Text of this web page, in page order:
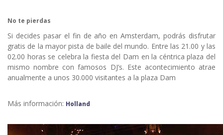
No te pierdas
Si decides pasar el fin de año en Amsterdam, podrás disfrutar
gratis de la mayor pista de baile del mundo. Entre las 21.00 y las
02.00 horas se celebra la fiesta del Dam en la céntrica plaza del
mismo nombre con famosos DJ’s. Este acontecimiento atrae
anualmente a unos 30.000 visitantes a la plaza Dam
Más información: Holland